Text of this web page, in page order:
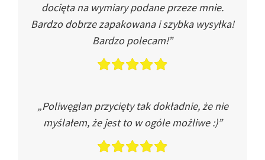
docięta na wymiary podane przeze mnie.
Bardzo dobrze zapakowana i szybka wysyłka!
Bardzo polecam!”
„Poliwęglan przycięty tak dokładnie, że nie
myślałem, że jest to w ogóle możliwe :)”